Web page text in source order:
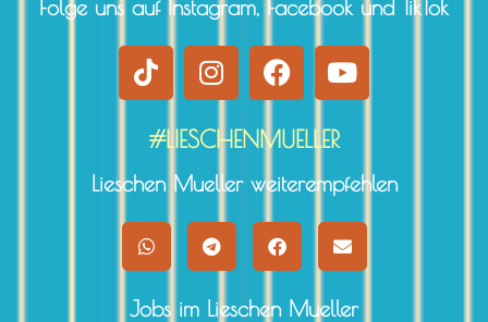
Folge uns auf Instagram, Facebook und TikTok
#LIESCHENMUELLER
Lieschen Mueller weiterempfehlen
Jobs im Lieschen Mueller